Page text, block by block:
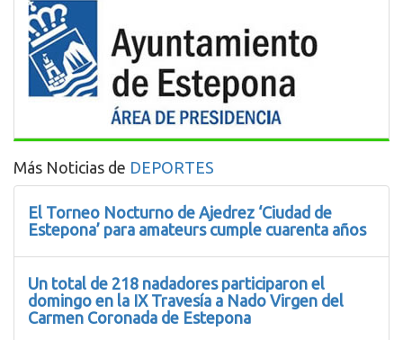
Más Noticias de DEPORTES
El Torneo Nocturno de Ajedrez ‘Ciudad de
Estepona’ para amateurs cumple cuarenta años
Un total de 218 nadadores participaron el
domingo en la IX Travesía a Nado Virgen del
Carmen Coronada de Estepona